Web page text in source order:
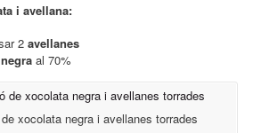
i avellana:
2avellanes
al 70%
xocolata negra i avellanes torrades